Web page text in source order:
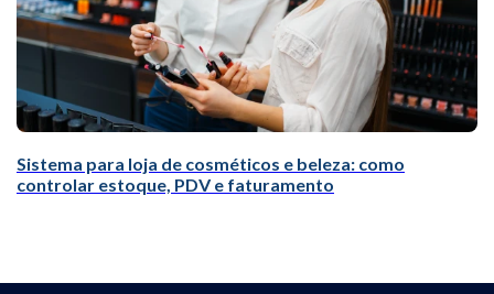
Sistema para loja de cosméticos e beleza: como
controlar estoque, PDV e faturamento